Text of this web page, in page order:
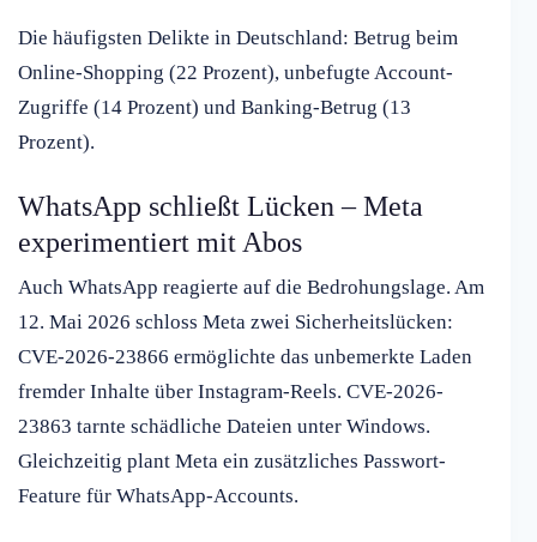
Die häufigsten Delikte in Deutschland: Betrug beim
Online-Shopping (22 Prozent), unbefugte Account-
Zugriffe (14 Prozent) und Banking-Betrug (13
Prozent).
WhatsApp schließt Lücken – Meta
experimentiert mit Abos
Auch WhatsApp reagierte auf die Bedrohungslage. Am
12. Mai 2026 schloss Meta zwei Sicherheitslücken:
CVE-2026-23866 ermöglichte das unbemerkte Laden
fremder Inhalte über Instagram-Reels. CVE-2026-
23863 tarnte schädliche Dateien unter Windows.
Gleichzeitig plant Meta ein zusätzliches Passwort-
Feature für WhatsApp-Accounts.